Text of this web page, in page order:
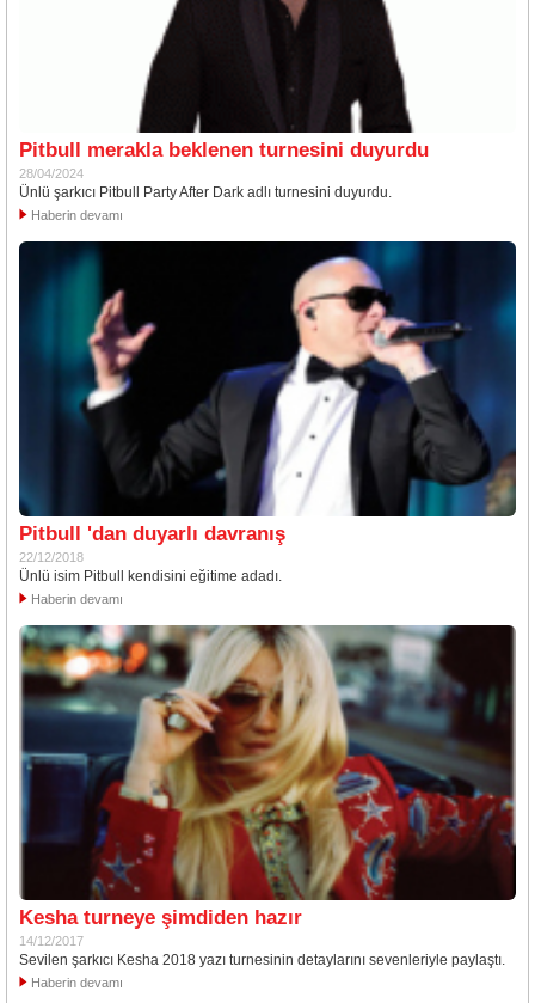
Pitbull merakla beklenen turnesini duyurdu
28/04/2024
Ünlü şarkıcı Pitbull Party After Dark adlı turnesini duyurdu.
Haberin devamı
Pitbull 'dan duyarlı davranış
22/12/2018
Ünlü isim Pitbull kendisini eğitime adadı.
Haberin devamı
Kesha turneye şimdiden hazır
14/12/2017
Sevilen şarkıcı Kesha 2018 yazı turnesinin detaylarını sevenleriyle paylaştı.
Haberin devamı